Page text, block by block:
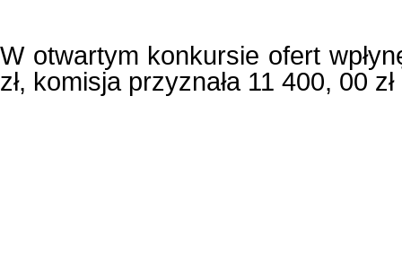
W otwartym konkursie ofert
zł, komisja przyznała 11 400, 00